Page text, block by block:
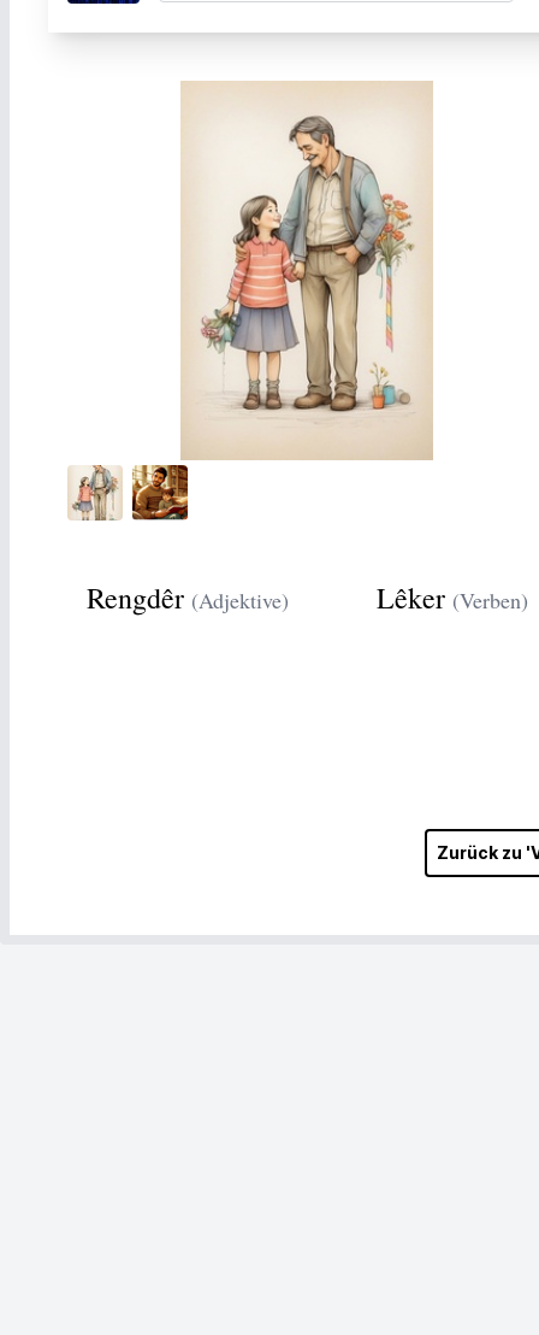
Rengdêr (Adjektive) Lêker (Verben)
Zurück zu